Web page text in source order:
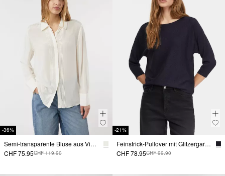
-36%
Semi-transparente Bluse aus Viskose-Crêpe
CHF 75.95CHF 119.90
-21%
Feinstrick-Pullover mit Glitzergarn und Fledermausärmeln
CHF 78.95CHF 99.90